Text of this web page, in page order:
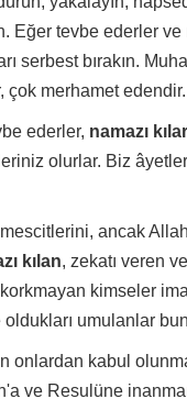
Eğer tevbe ederler ve
serbest bırakın.
çok merhamet edendir.
ederler, namazı
olurlar. Biz
ancak
kılan, zekatı veren
kimseler
umulanlar
onlardan kabul
ve Resulüne